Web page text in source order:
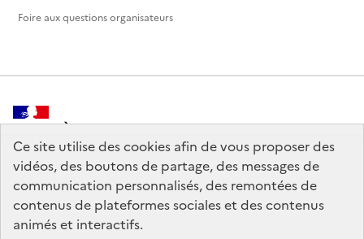
Ce site utilise des cookies afin de vous proposer des
vidéos, des boutons de partage, des messages de
communication personnalisés, des remontées de
contenus de plateformes sociales et des contenus
animés et interactifs.
Foire aux questions organisateurs
MINISTÈRE
DE LA CULTURE
legifrance.gouv.fr